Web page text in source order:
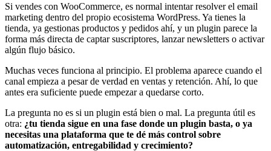
Si vendes con WooCommerce, es normal intentar resolver el email
marketing dentro del propio ecosistema WordPress. Ya tienes la
tienda, ya gestionas productos y pedidos ahí, y un plugin parece la
forma más directa de captar suscriptores, lanzar newsletters o activar
algún flujo básico.
Muchas veces funciona al principio. El problema aparece cuando el
canal empieza a pesar de verdad en ventas y retención. Ahí, lo que
antes era suficiente puede empezar a quedarse corto.
La pregunta no es si un plugin está bien o mal. La pregunta útil es
otra: ¿tu tienda sigue en una fase donde un plugin basta, o ya
necesitas una plataforma que te dé más control sobre
automatización, entregabilidad y crecimiento?